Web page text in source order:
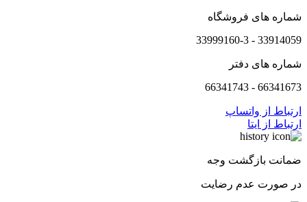
شماره های فروشگاه
33914059 - 33999160-3
شماره های دفتر
66341673 - 66341743
ارتباط از واتساپ
ارتباط از ایتا
ضمانت بازگشت وجه
در صورت عدم رضایت